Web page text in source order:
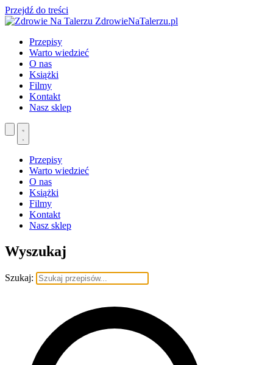
Przejdź do treści
ZdrowieNaTalerzu.pl
Przepisy
Warto wiedzieć
O nas
Książki
Filmy
Kontakt
Nasz sklep
Przepisy
Warto wiedzieć
O nas
Książki
Filmy
Kontakt
Nasz sklep
Wyszukaj
Szukaj: